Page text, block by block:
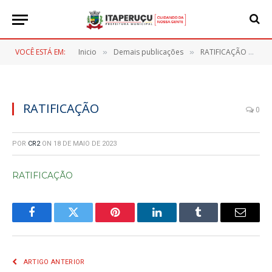
VOCÊ ESTÁ EM: Inicio » Demais publicações » RATIFICAÇÃO DE DISPENSA ELETRÔNICA N° 019/2023
RATIFICAÇÃO 0
POR CR2 ON 18 DE MAIO DE 2023
RATIFICAÇÃO
FacebookTwitter Pinterest LinkedInTumblr
E-
ARTIGO ANTERIOR